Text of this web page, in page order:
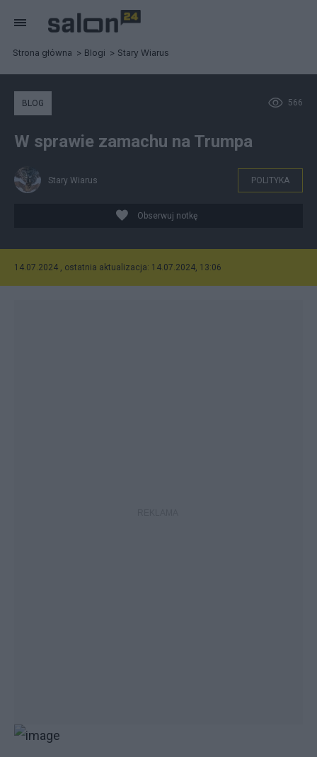
Strona główna Blogi Stary Wiarus
566
BLOG
W sprawie zamachu na Trumpa
Stary Wiarus POLITYKA
Obserwuj notkę
14.07.2024 , ostatnia aktualizacja: 14.07.2024, 13:06